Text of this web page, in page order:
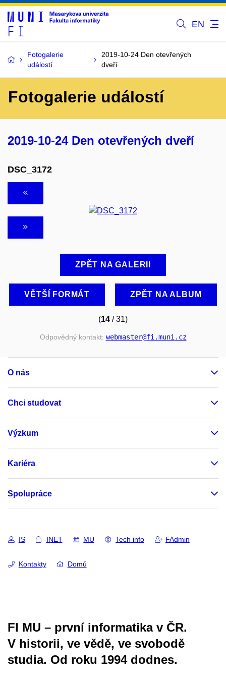
EN
Fotogalerie
událostí
2019-10-24 Den otevřených
dveří
Fotogalerie událostí
2019-10-24 Den otevřených dveří
DSC_3172
ZPĚT NA GALERII
VĚTŠÍ FORMÁT ZPĚT NA ALBUM
(14 / 31)
Odpovědný kontakt: webmaster@fi.muni.cz
O nás
Chci studovat
Výzkum
Kariéra
Spolupráce
IS INET MU Tech info FAdmin
Kontakty Domů
FI MU – první informatika v ČR.
V historii, ve vědě, ve svobodě
studia. Od roku 1994 dodnes.